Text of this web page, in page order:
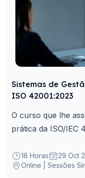
Sistemas de
ISO 42001:2023
O curso que lhe
prática da ISO/IEC
organizações.
18 Horas 29 Oct
Online | Sessões